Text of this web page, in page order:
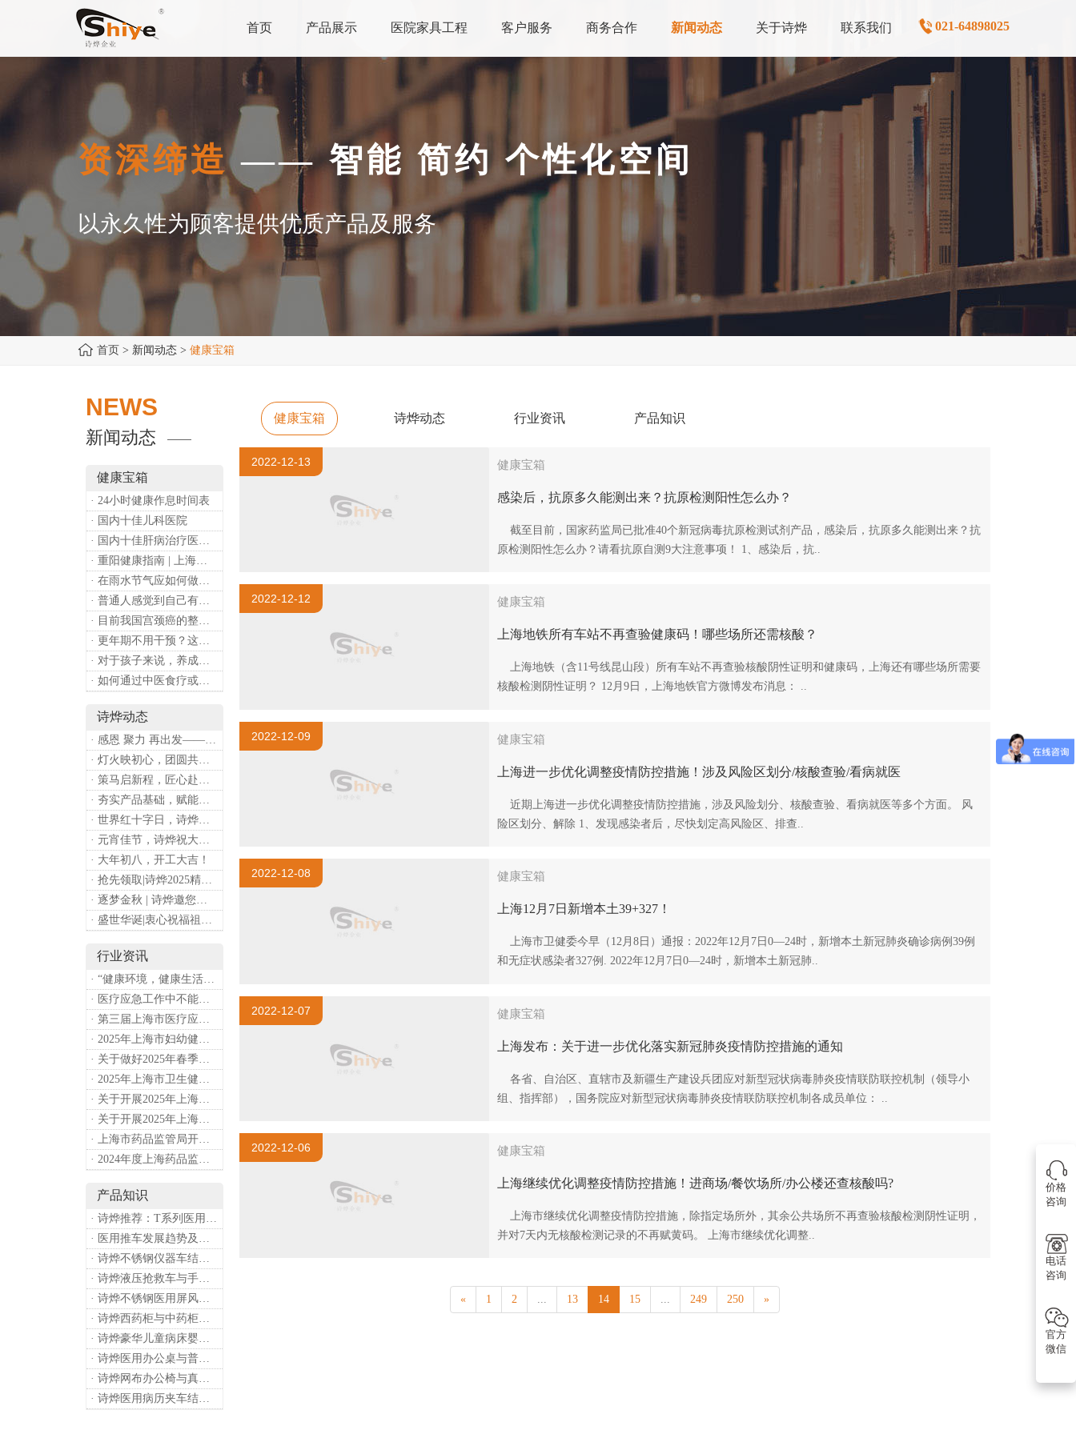
首页 产品展示 医院家具工程 客户服务 商务合作 新闻动态 关于诗烨 联系我们 021-64898025
资深缔造—— 智能 简约 个性化空间
以永久性为顾客提供优质产品及服务
首页 > 新闻动态 > 健康宝箱
NEWS
新闻动态
健康宝箱
· 24小时健康作息时间表
· 国内十佳儿科医院
· 国内十佳肝病治疗医院排行
· 重阳健康指南 | 上海诗烨：秋养正当时，这份健康小贴士请收好​
· 在雨水节气应如何做好健康保健？
· 普通人感觉到自己有心理问题，有哪些方式可以来帮助缓解？
· 目前我国宫颈癌的整体流行情况和防治形势如何？
· 更年期不用干预？这是个误会
· 对于孩子来说，养成哪些好习惯能够预防近视？
· 如何通过中医食疗或穴位按摩等方式来祛湿健脾？
诗烨动态
· 感恩 聚力 再出发——上海诗烨企业发展有限公司成立20周年庆典
· 灯火映初心，团圆共安康 —— 诗烨恭祝大家元宵喜乐
· 策马启新程，匠心赴华章——诗烨开工大吉
· 夯实产品基础，赋能专业服务——上海诗烨办公椅产品基础知识培训圆满开展
· 世界红十字日，诗烨向全体红十字人致以最诚挚的节日祝福
· 元宵佳节，诗烨祝大家团团圆圆
· 大年初八，开工大吉！
· 抢先领取|诗烨2025精美台历超前放送！
· 逐梦金秋 | 诗烨邀您共赴第90届中国国际医疗器械博览会
· 盛世华诞|衷心祝福祖国母亲昌盛富强！
行业资讯
· “健康环境，健康生活”，上海第37个爱国卫生月系列活动
· 医疗应急工作中不能忽略的设备：医用转运车
· 第三届上海市医疗应急青年职业技能大赛暨第八届进博会医疗保障技能大比武活动通知
· 2025年上海市妇幼健康工作要点
· 关于做好2025年春季新冠病毒感染等重点传染病防治工作的通知
· 2025年上海市卫生健康工作要点
· 关于开展2025年上海市健康街镇建设工作的通知
· 关于开展2025年上海市中小微型企业职业健康帮扶工作的通知
· 上海市药品监管局开展进口医疗器械转境内生产工作调研
· 2024年度上海药品监管工作十大亮点
产品知识
· 诗烨推荐：T系列医用推车介绍
· 医用推车发展趋势及诗烨产品介绍
· 诗烨不锈钢仪器车结构详解及应用用途
· 诗烨液压抢救车与手摇抢救车选购指南
· 诗烨不锈钢医用屏风标准款优选四折屏风的核心缘由
· 诗烨西药柜与中药柜的区别及采购选择影响分析
· 诗烨豪华儿童病床婴幼儿功能设计及使用效果
· 诗烨医用办公桌与普通办公桌的区别及医院采购优势
· 诗烨网布办公椅与真皮办公椅优势及选购指南
· 诗烨医用病历夹车结构原理及医护应用价值
健康宝箱 诗烨动态 行业资讯 产品知识
2022-12-13 健康宝箱
感染后，抗原多久能测出来？抗原检测阳性怎么办？
截至目前，国家药监局已批准40个新冠病毒抗原检测试剂产品，感染后，抗原多久能测出来？抗
原检测阳性怎么办？请看抗原自测9大注意事项！ 1、感染后，抗..
2022-12-12 健康宝箱
上海地铁所有车站不再查验健康码！哪些场所还需核酸？
上海地铁（含11号线昆山段）所有车站不再查验核酸阴性证明和健康码，上海还有哪些场所需要
核酸检测阴性证明？ 12月9日，上海地铁官方微博发布消息： ..
2022-12-09 健康宝箱
上海进一步优化调整疫情防控措施！涉及风险区划分/核酸查验/看病就医
近期上海进一步优化调整疫情防控措施，涉及风险划分、核酸查验、看病就医等多个方面。 风
险区划分、解除 1、发现感染者后，尽快划定高风险区、排查..
2022-12-08 健康宝箱
上海12月7日新增本土39+327！
上海市卫健委今早（12月8日）通报：2022年12月7日0—24时，新增本土新冠肺炎确诊病例39例
和无症状感染者327例. 2022年12月7日0—24时，新增本土新冠肺..
2022-12-07 健康宝箱
上海发布：关于进一步优化落实新冠肺炎疫情防控措施的通知
各省、自治区、直辖市及新疆生产建设兵团应对新型冠状病毒肺炎疫情联防联控机制（领导小
组、指挥部），国务院应对新型冠状病毒肺炎疫情联防联控机制各成员单位： ..
2022-12-06 健康宝箱
上海继续优化调整疫情防控措施！进商场/餐饮场所/办公楼还查核酸吗?
上海市继续优化调整疫情防控措施，除指定场所外，其余公共场所不再查验核酸检测阴性证明，
并对7天内无核酸检测记录的不再赋黄码。 上海市继续优化调整..
« 1 2 ... 13 14 15 ... 249 250 »
价格
咨询
电话
咨询
官方
微信